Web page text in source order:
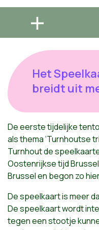
Het
breidt uit
De eerste tijdelijke
als thema ‘Turnhoutse
Turnhout de
Oostenrijkse tijd
Brussel en begon zo
De speelkaart is meer
De speelkaart wordt
tegen een stootje